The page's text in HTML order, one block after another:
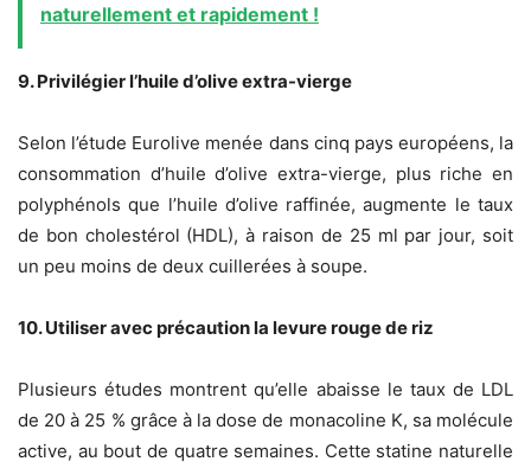
naturellement et rapidement !
9. Privilégier l’huile d’olive extra-vierge
Selon l’étude Eurolive menée dans cinq pays européens, la
consommation d’huile d’olive extra-vierge, plus riche en
polyphénols que l’huile d’olive raffinée, augmente le taux
de bon cholestérol (HDL), à raison de 25 ml par jour, soit
un peu moins de deux cuillerées à soupe.
10. Utiliser avec précaution la levure rouge de riz
Plusieurs études montrent qu’elle abaisse le taux de LDL
de 20 à 25 % grâce à la dose de monacoline K, sa molécule
active, au bout de quatre semaines. Cette statine naturelle